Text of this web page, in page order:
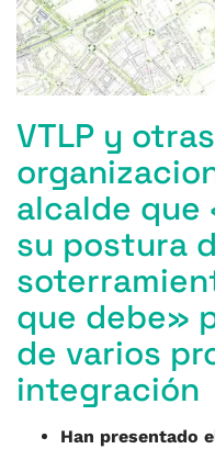
k
VTLP y
alcalde
su postura
que debe»
de varios
integración
Han presentado